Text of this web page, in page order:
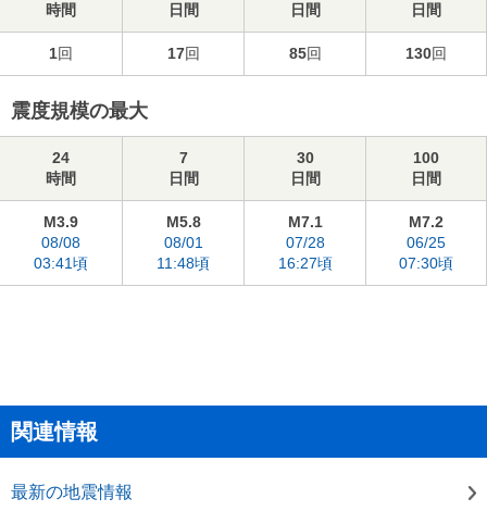
時間
日間
日間
日間
1回 17回 85回 130回
震度規模の最大
24
時間
7
日間
30
日間
100
日間
M3.9
08/08
03:41頃
M5.8
08/01
11:48頃
M7.1
07/28
16:27頃
M7.2
06/25
07:30頃
関連情報
最新の地震情報